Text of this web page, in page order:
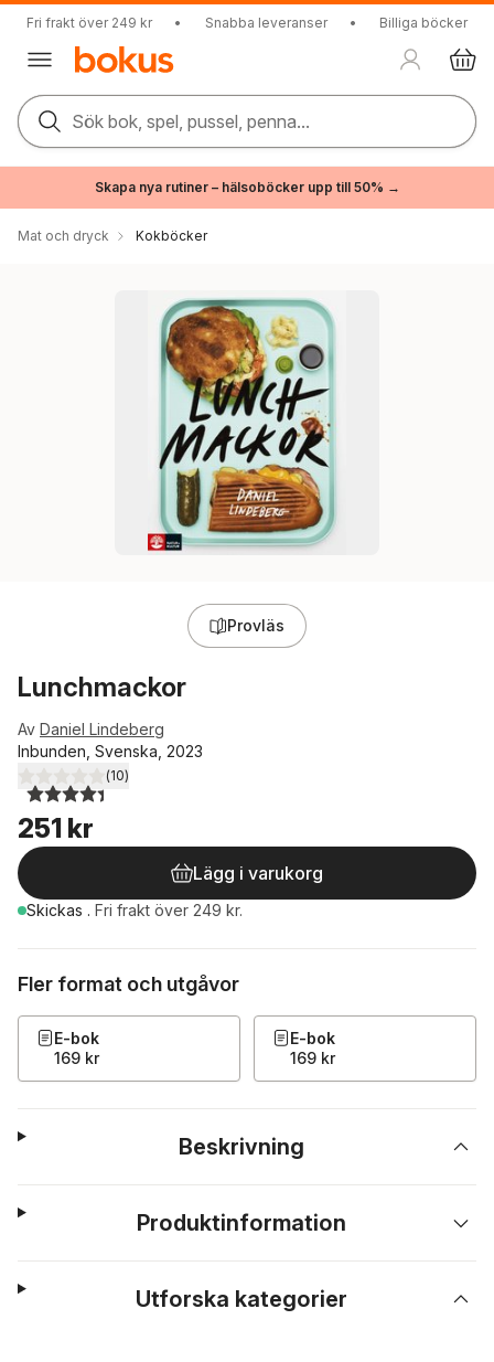
Fri frakt över 249 kr • Snabba leveranser • Billiga böcker
Sök bok, spel, pussel, penna...
Skapa nya rutiner – hälsoböcker upp till 50% →
Mat och dryck Kokböcker
Provläs
Lunchmackor
Av Daniel Lindeberg
Inbunden, Svenska, 2023
4,4utav 5 stjärnor. Totalt antal röster:
(10)
251 kr
Lägg i varukorg
Skickas . Fri frakt över 249 kr.
Fler format och utgåvor
E-bok
169 kr
E-bok
169 kr
Beskrivning
Produktinformation
Utforska kategorier